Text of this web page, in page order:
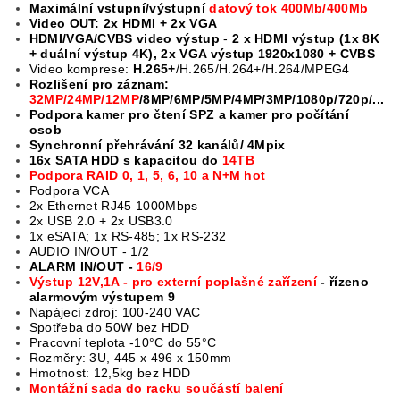
Maximální vstupní/výstupnídatový tok 400Mb/400Mb
Video OUT: 2x HDMI + 2x VGA
HDMI/VGA/CVBS video výstup - 2 x HDMI výstup (1x 8K
+ duální výstup 4K), 2x VGA výstup 1920x1080 + CVBS
Video komprese: H.265+/H.265/H.264+/H.264/MPEG4
Rozlišení pro záznam:
32MP/24MP/12MP/8MP/6MP/5MP/4MP/3MP/1080p/720p/...
Podpora kamer pro čtení SPZ a kamer pro počítání
osob
Synchronní přehrávání 32 kanálů/ 4Mpix
16x SATA HDD s kapacitou do 14TB
Podpora RAID 0, 1, 5, 6, 10 a N+M hot
Podpora VCA
2x Ethernet RJ45 1000Mbps
2x USB 2.0 + 2x USB3.0
1x eSATA; 1x RS-485; 1x RS-232
AUDIO IN/OUT - 1/2
ALARM IN/OUT - 16/9
Výstup 12V,1A - pro externí poplašné zařízení- řízeno
alarmovým výstupem 9
Napájecí zdroj: 100-240 VAC
Spotřeba do 50W bez HDD
Pracovní teplota -10°C do 55°C
Rozměry: 3U, 445 x 496 x 150mm
Hmotnost: 12,5kg bez HDD
Montážní sada do racku součástí balení